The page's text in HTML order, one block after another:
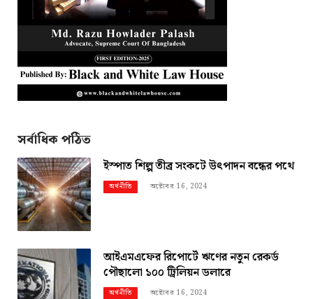
সর্বাধিক পঠিত
ইস্পাত শিল্প তীব্র সংকটে উৎপাদন বন্ধের পথে
অর্থনীতি অক্টোবর 16, 2024
আইএমএফের রিপোর্টে ঋণের নতুন রেকর্ড
পৌছালো ১০০ ট্রিলিয়ন ডলারে
অর্থনীতি অক্টোবর 16, 2024